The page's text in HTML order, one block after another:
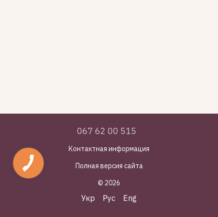
067 62 00 515
Контактная информация
Полная версия сайта
© 2026
Укр Рус Eng